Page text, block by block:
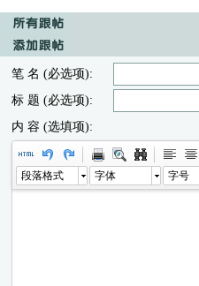
笔 名 (必选项):
标 题 (必选项):
内 容 (选填项):
段落格式 字体 字号